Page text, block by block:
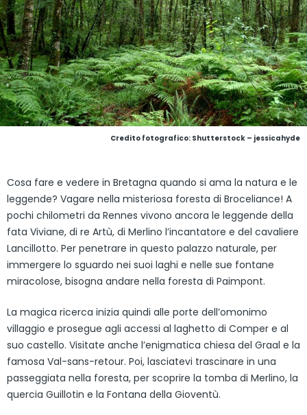
Credito fotografico: Shutterstock – jessicahyde
Cosa fare e vedere in Bretagna quando si ama la natura e le
leggende? Vagare nella misteriosa foresta di Broceliance! A
pochi chilometri da Rennes vivono ancora le leggende della
fata Viviane, di re Artù, di Merlino l’incantatore e del cavaliere
Lancillotto. Per penetrare in questo palazzo naturale, per
immergere lo sguardo nei suoi laghi e nelle sue fontane
miracolose, bisogna andare nella foresta di Paimpont.
La magica ricerca inizia quindi alle porte dell’omonimo
villaggio e prosegue agli accessi al laghetto di Comper e al
suo castello. Visitate anche l’enigmatica chiesa del Graal e la
famosa Val-sans-retour. Poi, lasciatevi trascinare in una
passeggiata nella foresta, per scoprire la tomba di Merlino, la
quercia Guillotin e la Fontana della Gioventù.